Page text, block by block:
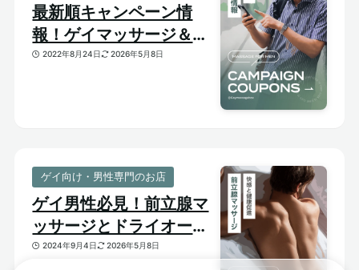
最新順キャンペーン情
報！ゲイマッサージ＆メ
ンズ向けサロンのお得割
2022年8月24日 2026年5月8日
ゲイ向け・男性専門のお店
ゲイ男性必見！前立腺マ
ッサージとドライオーガ
ズム【はじめての前立腺
2024年9月4日 2026年5月8日